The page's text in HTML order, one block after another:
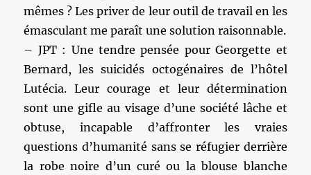
mêmes ? Les priver de leur outil de travail en les
émasculant me paraît une solution raisonnable.
– JPT : Une tendre pensée pour Georgette et
Bernard, les suicidés octogénaires de l’hôtel
Lutécia. Leur courage et leur détermination
sont une gifle au visage d’une société lâche et
obtuse, incapable d’affronter les vraies
questions d’humanité sans se réfugier derrière
la robe noire d’un curé ou la blouse blanche